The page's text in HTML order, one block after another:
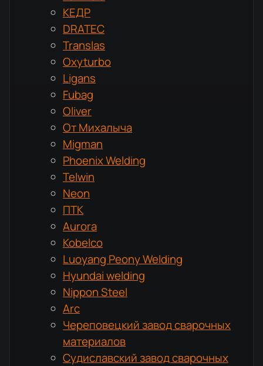
КЕДР
DRATEC
Translas
Oxyturbo
Ligans
Fubag
Oliver
От Михалыча
Migman
Phoenix Welding
Telwin
Neon
ПТК
Aurora
Kobelco
Luoyang Peony Welding
Hyundai welding
Nippon Steel
Arc
Череповецкий завод сварочных
материалов
Судиславский завод сварочных